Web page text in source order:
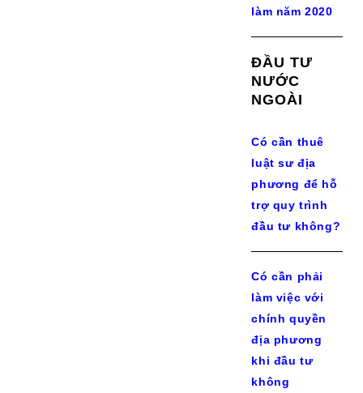
làm năm 2020
ĐẦU TƯ
NƯỚC
NGOÀI
Có cần thuê
luật sư địa
phương để hỗ
trợ quy trình
đầu tư không?
Có cần phải
làm việc với
chính quyền
địa phương
khi đầu tư
không